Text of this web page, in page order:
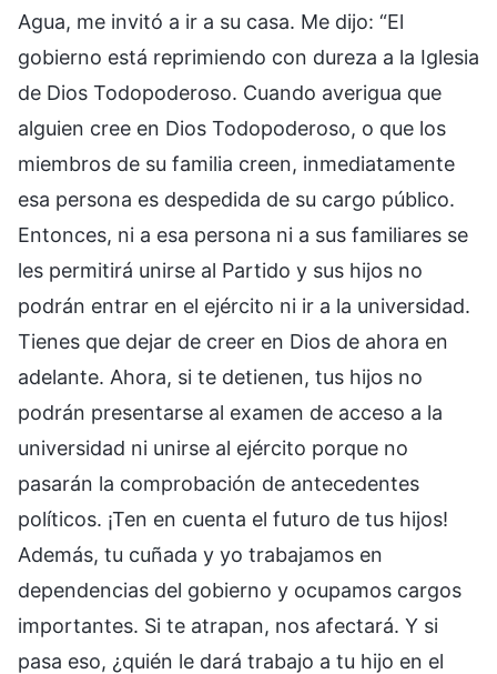
Agua, me invitó a ir a su casa. Me dijo: “El
gobierno está reprimiendo con dureza a la Iglesia
de Dios Todopoderoso. Cuando averigua que
alguien cree en Dios Todopoderoso, o que los
miembros de su familia creen, inmediatamente
esa persona es despedida de su cargo público.
Entonces, ni a esa persona ni a sus familiares se
les permitirá unirse al Partido y sus hijos no
podrán entrar en el ejército ni ir a la universidad.
Tienes que dejar de creer en Dios de ahora en
adelante. Ahora, si te detienen, tus hijos no
podrán presentarse al examen de acceso a la
universidad ni unirse al ejército porque no
pasarán la comprobación de antecedentes
políticos. ¡Ten en cuenta el futuro de tus hijos!
Además, tu cuñada y yo trabajamos en
dependencias del gobierno y ocupamos cargos
importantes. Si te atrapan, nos afectará. Y si
pasa eso, ¿quién le dará trabajo a tu hijo en el